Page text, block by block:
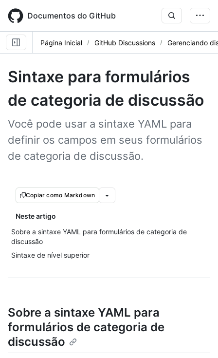
main
content
Documentos do GitHub
Página Inicial GitHub Discussions Gerenciando
Sintaxe para formulários
de categoria de discussão
Você pode usar a sintaxe YAML para
definir os campos em seus formulários
de categoria de discussão.
Copiar como Markdown
Neste artigo
Sobre a sintaxe YAML para formulários de categoria de
discussão
Sintaxe de nível superior
Sobre a sintaxe YAML para
formulários de categoria de
discussão